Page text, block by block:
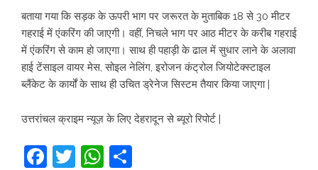
बताया गया कि सड़क के ऊपरी भाग पर जरूरत के मुताबिक 18 से 30 मीटर
गहराई में एंकरिंग की जाएगी। वहीं, निचले भाग पर आठ मीटर के करीब गहराई
में एंकरिंग से काम हो जाएगा। साथ ही पहाड़ी के ढाल में सुधार लाने के अलावा
हाई टेंसाइल वायर मेस, सोइल नेलिंग, इरोजन कंट्रोल जियोटेक्स्टाइल
ब्लैंकेट के कार्यों के साथ ही उचित ड्रेनेज सिस्टम तैयार किया जाएगा |
उत्तरांचल क्राइम न्यूज़ के लिए देहरादून से ब्यूरो रिपोर्ट |
Facebook
TwitterWhatsApp